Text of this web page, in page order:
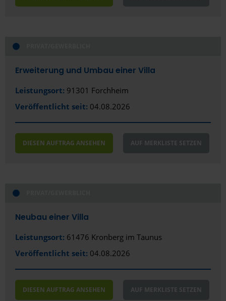
Ingolstadt
Iserlohn
Karlsruhe
Kassel
Kempten
Erweiterung und Umbau einer Villa
Leistungsort: 91301 Forchheim
Veröffentlicht seit: 04.08.2026
DIESEN AUFTRAG ANSEHEN AUF MERKLISTE SETZEN
Neubau einer Villa
Leistungsort: 61476 Kronberg im Taunus
Veröffentlicht seit: 04.08.2026
DIESEN AUFTRAG ANSEHEN AUF MERKLISTE SETZEN